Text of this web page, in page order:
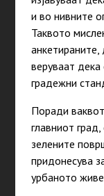
и во нивните
Таквото
веруваат дека
градежни
Поради
главниот
зелените
придонесува
урбаното